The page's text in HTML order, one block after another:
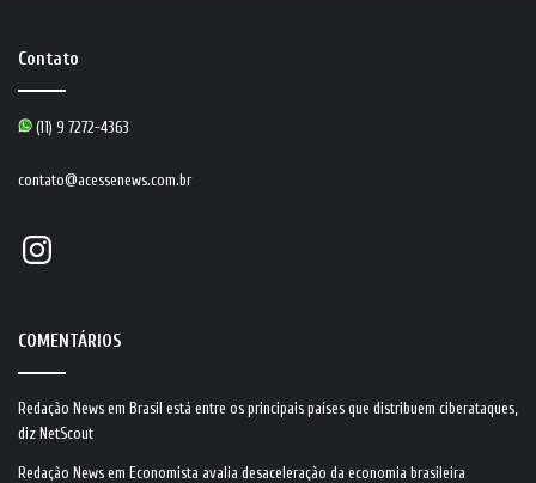
Contato
(11) 9 7272-4363
contato@acessenews.com.br
Instagram
COMENTÁRIOS
Redação News em Brasil está entre os principais países que distribuem ciberataques,
diz NetScout
Redação News em Economista avalia desaceleração da economia brasileira